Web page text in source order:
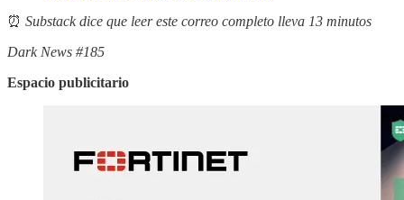
⏰ Substack dice que leer este correo completo lleva 13 minutos
Dark News #185
Espacio publicitario